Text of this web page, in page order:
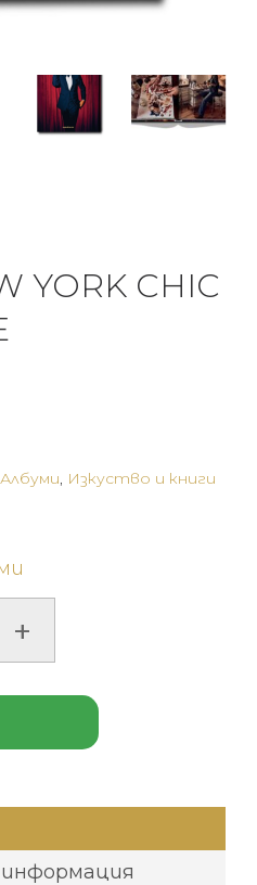
YORK CHIC
Албуми, Изкуство и книги